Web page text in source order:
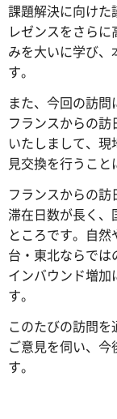
課題解決に向けた
レゼンスをさら
みを大いに学び
す。
また、今回の訪問
フランスからの
いたしまして、
見交換を行うこと
フランスからの
滞在日数が長く、
ところです。自
台・東北ならでは
インバウンド増
す。
このたびの訪問
ご意見を伺い、
す。